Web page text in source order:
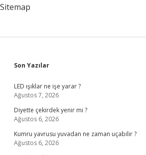
Sitemap
Sidebar
Son Yazılar
LED ışıklar ne işe yarar ?
Ağustos 7, 2026
Diyette çekirdek yenir mi ?
Ağustos 6, 2026
Kumru yavrusu yuvadan ne zaman uçabilir ?
Ağustos 6, 2026